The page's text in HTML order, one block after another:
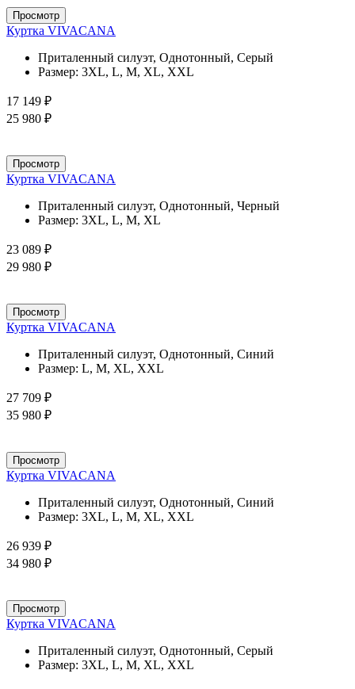
Просмотр
Куртка VIVACANA
Приталенный силуэт, Однотонный, Серый
Размер: 3XL, L, M, XL, XXL
17 149 ₽
25 980 ₽
Просмотр
Куртка VIVACANA
Приталенный силуэт, Однотонный, Черный
Размер: 3XL, L, M, XL
23 089 ₽
29 980 ₽
Просмотр
Куртка VIVACANA
Приталенный силуэт, Однотонный, Синий
Размер: L, M, XL, XXL
27 709 ₽
35 980 ₽
Просмотр
Куртка VIVACANA
Приталенный силуэт, Однотонный, Синий
Размер: 3XL, L, M, XL, XXL
26 939 ₽
34 980 ₽
Просмотр
Куртка VIVACANA
Приталенный силуэт, Однотонный, Серый
Размер: 3XL, L, M, XL, XXL